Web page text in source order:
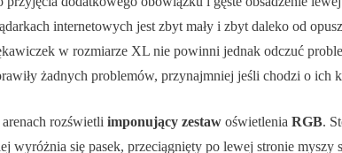
internetowych jest zbyt mały i zbyt daleko od
w rozmiarze XL nie powinni jednak odczuć
żadnych problemów, przynajmniej jeśli chodzi o ich
rozświetli imponujący zestaw oświetlenia RGB.
wyróżnia się pasek, przeciągnięty po lewej stronie myszy